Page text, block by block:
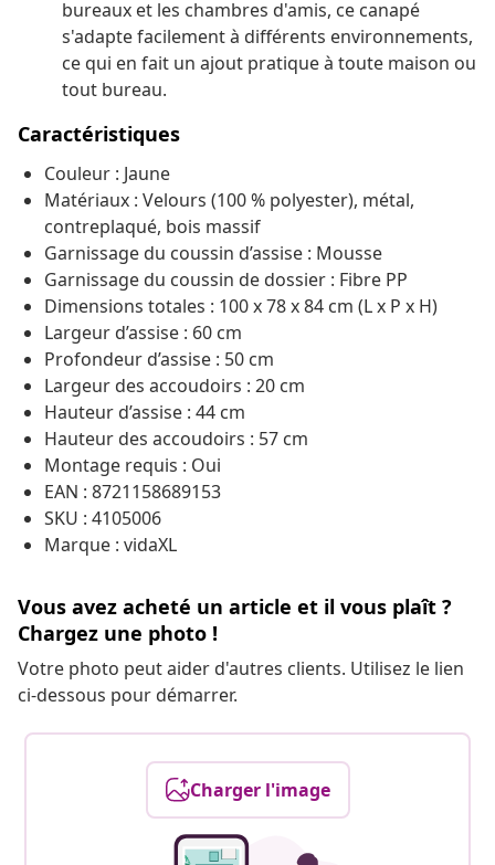
bureaux et les chambres d'amis, ce canapé
s'adapte facilement à différents environnements,
ce qui en fait un ajout pratique à toute maison ou
tout bureau.
Caractéristiques
Couleur : Jaune
Matériaux : Velours (100 % polyester), métal,
contreplaqué, bois massif
Garnissage du coussin d’assise : Mousse
Garnissage du coussin de dossier : Fibre PP
Dimensions totales : 100 x 78 x 84 cm (L x P x H)
Largeur d’assise : 60 cm
Profondeur d’assise : 50 cm
Largeur des accoudoirs : 20 cm
Hauteur d’assise : 44 cm
Hauteur des accoudoirs : 57 cm
Montage requis : Oui
EAN : 8721158689153
SKU : 4105006
Marque : vidaXL
Vous avez acheté un article et il vous plaît ?
Chargez une photo !
Votre photo peut aider d'autres clients. Utilisez le lien
ci-dessous pour démarrer.
Charger l'image